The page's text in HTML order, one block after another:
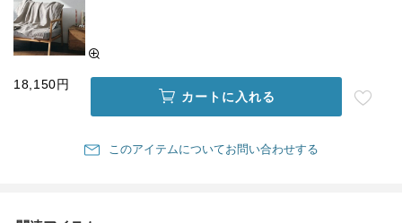
18,150円
カートに入れる
このアイテムについてお問い合わせする